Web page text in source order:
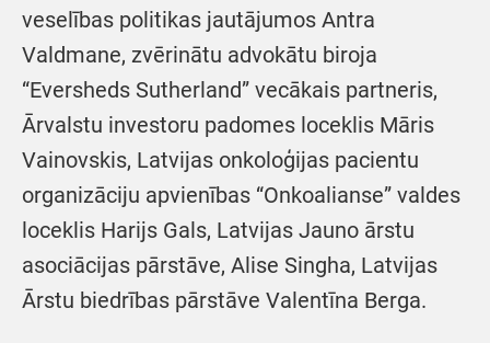
veselības politikas jautājumos Antra
Valdmane, zvērinātu advokātu biroja
“Eversheds Sutherland” vecākais partneris,
Ārvalstu investoru padomes loceklis Māris
Vainovskis, Latvijas onkoloģijas pacientu
organizāciju apvienības “Onkoalianse” valdes
loceklis Harijs Gals, Latvijas Jauno ārstu
asociācijas pārstāve, Alise Singha, Latvijas
Ārstu biedrības pārstāve Valentīna Berga.